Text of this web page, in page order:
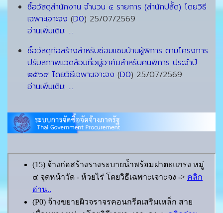
ซื้อวัสดุสำนักงาน จำนวน ๔ รายการ (สำนักปลััด) โดยวิธี
เฉพาะเจาะจง (D0) 25/07/2569
อ่านเพิ่มเติม: ...
ซื้อวัสดุก่อสร้างสำหรับซ่อมแซมบ้านผู้พิการ ตามโครงการ
ปรับสภาพแวดล้อมที่อยู่อาศัยสำหรับคนพิการ ประจำปี
๒๕๖๙ โดยวิธีเฉพาะเจาะจง (D0) 25/07/2569
อ่านเพิ่มเติม: ...